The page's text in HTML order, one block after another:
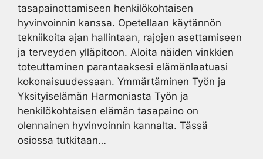
tasapainottamiseen henkilökohtaisen
hyvinvoinnin kanssa. Opetellaan käytännön
tekniikoita ajan hallintaan, rajojen asettamiseen
ja terveyden ylläpitoon. Aloita näiden vinkkien
toteuttaminen parantaaksesi elämänlaatuasi
kokonaisuudessaan. Ymmärtäminen Työn ja
Yksityiselämän Harmoniasta Työn ja
henkilökohtaisen elämän tasapaino on
olennainen hyvinvoinnin kannalta. Tässä
osiossa tutkitaan…